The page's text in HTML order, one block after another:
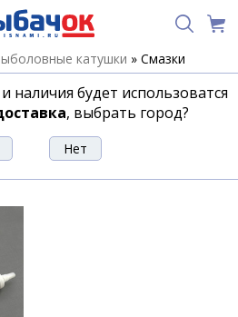
катушки » Смазки
Фильтр
наличия будет использоватся
, выбрать город?